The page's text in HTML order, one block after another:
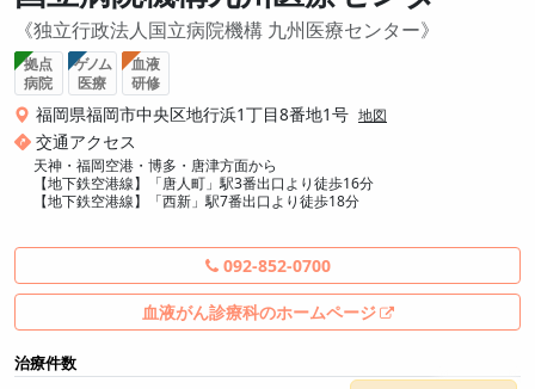
独立行政法人国立病院機構 九州医療センター
拠点
病院
ゲノム
医療
血液
研修
福岡県福岡市中央区地行浜1丁目8番地1号 地図
交通アクセス
天神・福岡空港・博多・唐津方面から
【地下鉄空港線】「唐人町」駅3番出口より徒歩16分
【地下鉄空港線】「西新」駅7番出口より徒歩18分
092-852-0700
血液がん診療科のホームページ
治療件数